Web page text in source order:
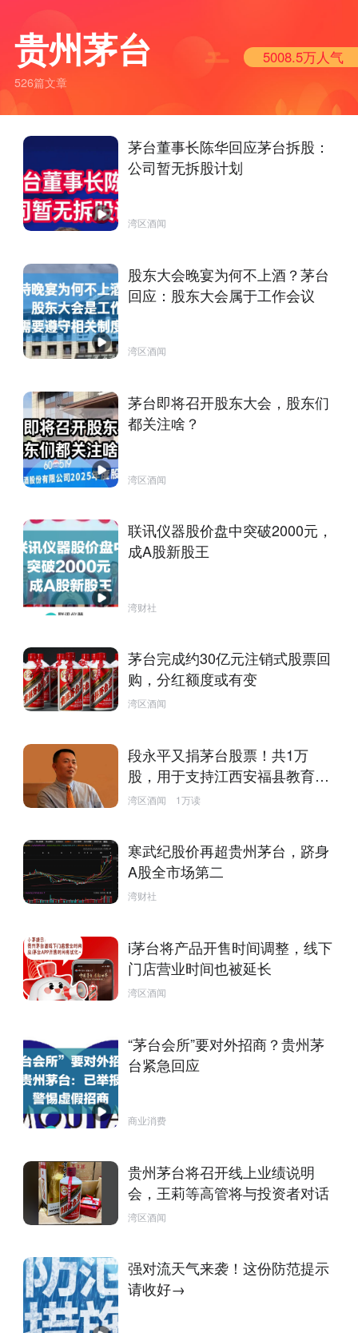
贵州茅台
526篇文章
5008.5万人气
茅台董事长陈华回应茅台拆股：
公司暂无拆股计划
湾区酒闻
股东大会晚宴为何不上酒？茅台
回应：股东大会属于工作会议
湾区酒闻
茅台即将召开股东大会，股东们
都关注啥？
湾区酒闻
联讯仪器股价盘中突破2000元，
成A股新股王
湾财社
茅台完成约30亿元注销式股票回
购，分红额度或有变
湾区酒闻
段永平又捐茅台股票！共1万
股，用于支持江西安福县教育工
作
湾区酒闻 1万读
寒武纪股价再超贵州茅台，跻身
A股全市场第二
湾财社
i茅台将产品开售时间调整，线下
门店营业时间也被延长
湾区酒闻
“茅台会所”要对外招商？贵州茅
台紧急回应
商业消费
贵州茅台将召开线上业绩说明
会，王莉等高管将与投资者对话
湾区酒闻
强对流天气来袭！这份防范提示
请收好→